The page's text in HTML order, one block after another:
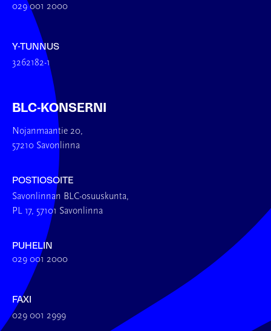
029 001 2000
Y-TUNNUS
3262182-1
BLC-KONSERNI
Nojanmaantie 20,
57210 Savonlinna
POSTIOSOITE
Savonlinnan BLC-osuuskunta,
PL 17, 57101 Savonlinna
PUHELIN
029 001 2000
FAXI
029 001 2999